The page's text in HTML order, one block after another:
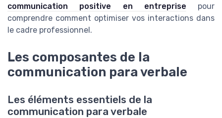
communication positive en entreprise pour
comprendre comment optimiser vos interactions dans
le cadre professionnel.
Les composantes de la
communication para verbale
Les éléments essentiels de la
communication para verbale